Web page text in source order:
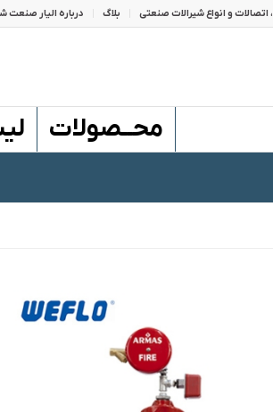
و انواع شیرالات صنعتی بلاگ درباره الیار صنعت
محــصولات